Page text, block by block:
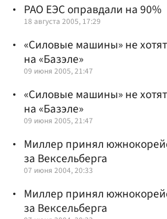
РАО ЕЭС оправдали на 90%
18 августа 2005, 17:29
«Силовые машины» не
на «Базэле»
09 июня 2005, 21:47
«Силовые машины» не
на «Базэле»
09 июня 2005, 21:47
Миллер принял
за Вексельберга
07 июня 2004, 20:33
Миллер принял
за Вексельберга